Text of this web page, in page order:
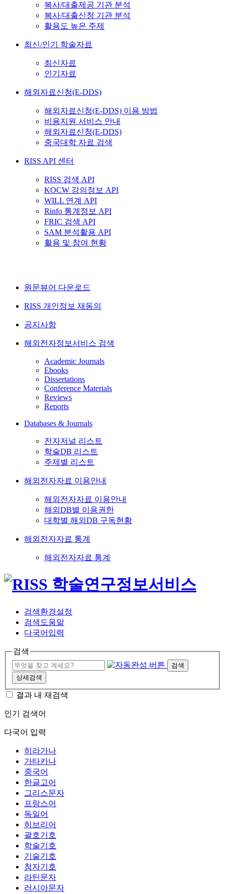
복사/대출제공 기관 분석
복사/대출신청 기관 분석
활용도 높은 주제
최신/인기 학술자료
최신자료
인기자료
해외자료신청(E-DDS)
해외자료신청(E-DDS) 이용 방법
비용지원 서비스 안내
해외자료신청(E-DDS)
중국대학 자료 검색
RISS API 센터
RISS 검색 API
KOCW 강의정보 API
WILL 연계 API
Rinfo 통계정보 API
FRIC 검색 API
SAM 분석활용 API
활용 및 참여 현황
원문뷰어 다운로드
RISS 개인정보 재동의
공지사항
해외전자정보서비스 검색
Academic Journals
Ebooks
Dissertations
Conference Materials
Reviews
Reports
Databases & Journals
전자저널 리스트
학술DB 리스트
주제별 리스트
해외전자자료 이용안내
해외전자자료 이용안내
해외DB별 이용권한
대학별 해외DB 구독현황
해외전자자료 통계
해외전자자료 통계
검색환경설정
검색도움말
다국어입력
검색
검색
상세검색
결과 내 재검색
인기 검색어
다국어 입력
히라가나
가타카나
중국어
한글고어
그리스문자
프랑스어
독일어
히브리어
괄호기호
학술기호
기술기호
첨자기호
라틴문자
러시아문자